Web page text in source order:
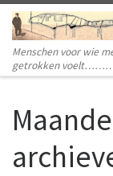
Ga naar inhoud
Menschen voor wie
getrokken